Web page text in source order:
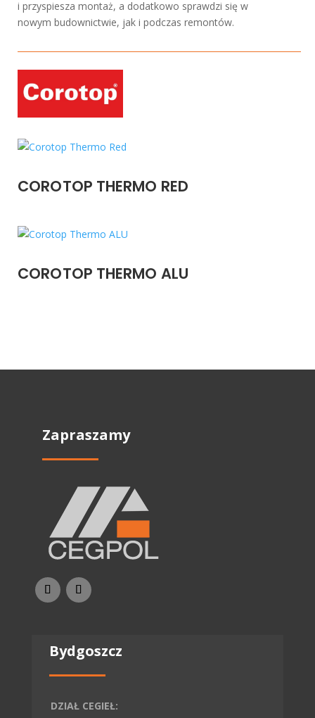
i przyspiesza montaż, a dodatkowo sprawdzi się w
nowym budownictwie, jak i podczas remontów.
COROTOP THERMO RED
COROTOP THERMO ALU
Zapraszamy
Bydgoszcz
DZIAŁ CEGIEŁ: